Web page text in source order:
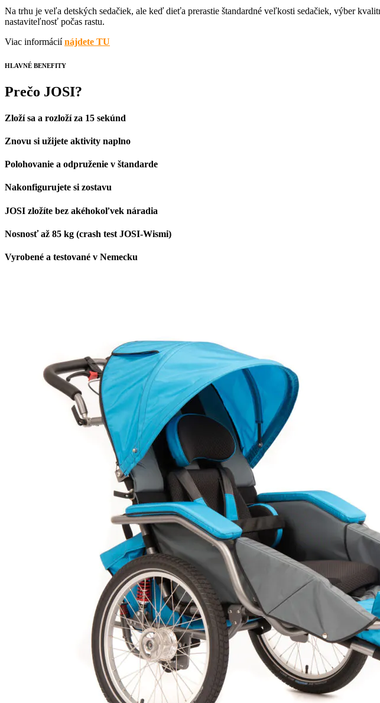
Na trhu je veľa detských sedačiek, ale keď dieťa prerastie štandardné veľkosti sedačiek, výber
nastaviteľnosť počas rastu.
Viac informáciínájdete TU
HLAVNÉ BENEFITY
Prečo JOSI?
Zloží sa a rozloží za 15 sekúnd
Znovu si užijete aktivity naplno
Polohovanie a odpruženie v štandarde
Nakonfigurujete si zostavu
JOSI zložíte bez akéhokoľvek náradia
Nosnosť až 85 kg (crash test JOSI-Wismi)
Vyrobené a testované v Nemecku